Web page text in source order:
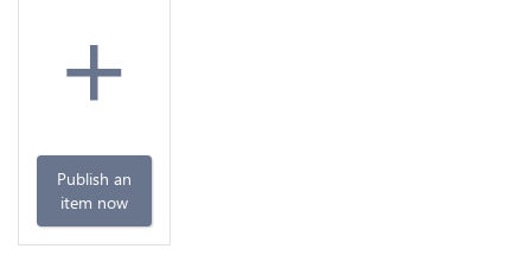
+
Publish an
item now